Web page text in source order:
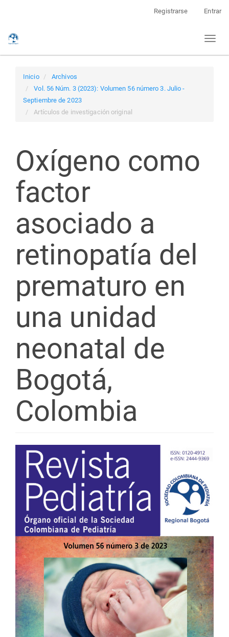
Registrarse Entrar
Toggle
Inicio
Archivos
Vol. 56 Núm. 3 (2023): Volumen 56 número 3. Julio -
Septiembre de 2023
Artículos de investigación original
Oxígeno como
factor
asociado a
retinopatía del
prematuro en
una unidad
neonatal de
Bogotá,
Colombia
Barra
lateral
del
artículo